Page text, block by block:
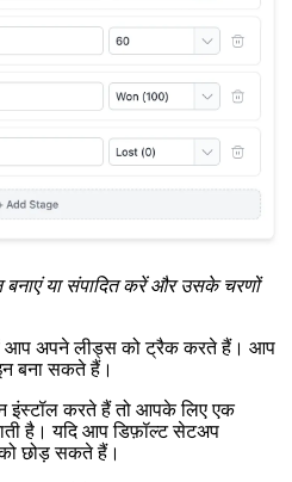
बनाएं या संपादित करें और उसके चरणों
आप अपने लीड्स को ट्रैक करते हैं। आप
बना सकते हैं।
इंस्टॉल करते हैं तो आपके लिए एक
है। यदि आप डिफ़ॉल्ट सेटअप
छोड़ सकते हैं।